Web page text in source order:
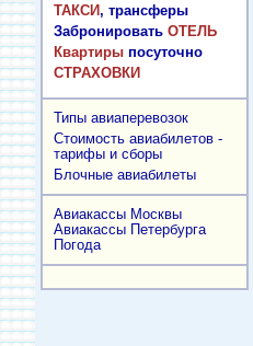
ТАКСИ, трансферы
Забронировать ОТЕЛЬ
Квартиры посуточно
СТРАХОВКИ
Типы авиаперевозок
Стоимость авиабилетов -
тарифы и сборы
Блочные авиабилеты
Авиакассы Москвы
Авиакассы Петербурга
Погода